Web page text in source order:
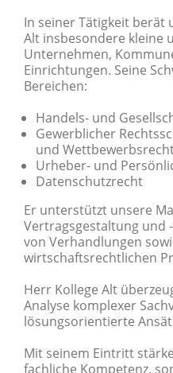
In seiner Tätigkeit
Alt insbesondere kleine
Unternehmen,
Einrichtungen. Seine
Bereichen:
Handels- und
Gewerblicher
und
Urheber- und
Datenschutzrecht
Er unterstützt unsere
Vertragsgestaltung und
von Verhandlungen
wirtschaftsrechtlichen
Herr Kollege Alt
Analyse komplexer
lösungsorientierte
Mit seinem Eintritt
fachliche Kompetenz,